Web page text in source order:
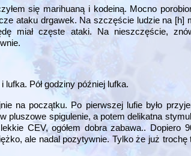
się marihuaną i kodeiną. Mocno
ataku drgawek. Na szczęście ludzie na [h]
miał częste ataki. Na nieszczęście,
lufka. Pół godziny później lufka.
na początku. Po pierwszej lufie było
pluszowe spigulenie, a potem delikatna
CEV, ogółem dobra zabawa.. Dopiero
ale nadal pozytywnie. Tylko że już